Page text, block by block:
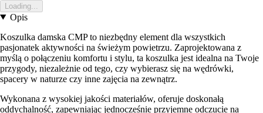
Loading...
Opis
Koszulka damska CMP to niezbędny element dla wszystkich
pasjonatek aktywności na świeżym powietrzu. Zaprojektowana z
myślą o połączeniu komfortu i stylu, ta koszulka jest idealna na Twoje
przygody, niezależnie od tego, czy wybierasz się na wędrówki,
spacery w naturze czy inne zajęcia na zewnątrz.
Wykonana z wysokiej jakości materiałów, oferuje doskonałą
oddychalność, zapewniając jednocześnie przyjemne odczucie na